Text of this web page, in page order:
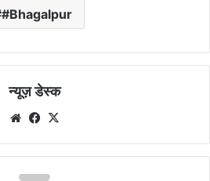
#Bhagalpur
न्यूज़ डेस्क
WebsiteFacebook